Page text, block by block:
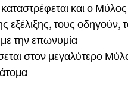
και ο Μύλος
εξέλιξης, τους οδηγούν,
την επωνυμία
στον μεγαλύτερο